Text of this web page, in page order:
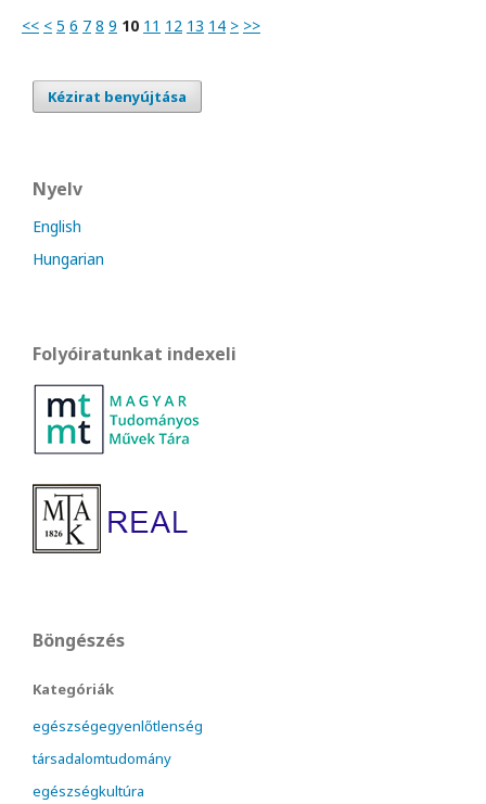
<< < 5 6 7 8 9 10 11 12 13 14 > >>
Kézirat benyújtása
Nyelv
English
Hungarian
Folyóiratunkat indexeli
Böngészés
Kategóriák
egészségegyenlőtlenség
társadalomtudomány
egészségkultúra